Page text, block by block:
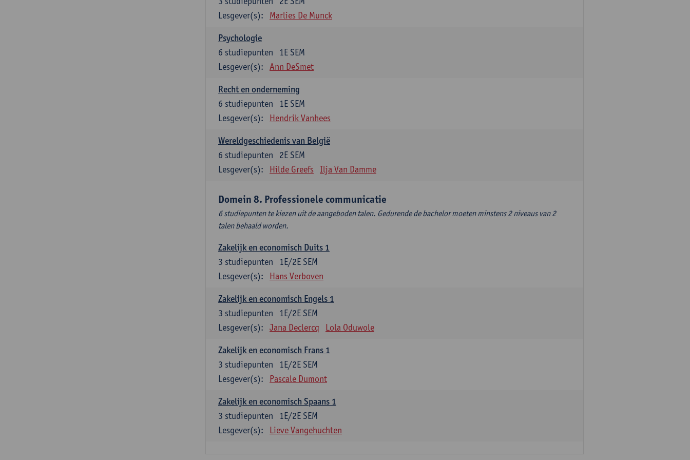
Lesgever(s):
Marlies De Munck
Psychologie
1E SEM
6 studiepunten
Lesgever(s):
Ann DeSmet
Recht en onderneming
1E SEM
6 studiepunten
Lesgever(s):
Hendrik Vanhees
Wereldgeschiedenis van België
2E SEM
6 studiepunten
Lesgever(s):
Hilde Greefs Ilja Van Damme
Domein 8. Professionele communicatie
6 studiepunten te kiezen uit de aangeboden talen. Gedurende de bachelor moeten minstens 2 niveaus van 2
talen behaald worden.
Zakelijk en economisch Duits 1
1E/2E SEM
3 studiepunten
Lesgever(s):
Hans Verboven
Zakelijk en economisch Engels 1
1E/2E SEM
3 studiepunten
Lesgever(s):
Jana Declercq Lola Oduwole
Zakelijk en economisch Frans 1
1E/2E SEM
3 studiepunten
Lesgever(s):
Pascale Dumont
Zakelijk en economisch Spaans 1
1E/2E SEM
3 studiepunten
Lesgever(s):
Lieve Vangehuchten